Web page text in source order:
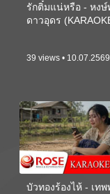
รักติ๋มแน่หรือ - หงษ์
ดาวอุดร
39 views • 10.07.2569
บัวทองร้องไห้ - เทพ